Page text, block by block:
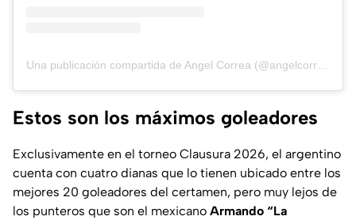
Una publicación compartida de Angel Correa (@angelcorrea32)
Estos son los máximos goleadores
Exclusivamente en el torneo Clausura 2026, el argentino
cuenta con cuatro dianas que lo tienen ubicado entre los
mejores 20 goleadores del certamen, pero muy lejos de
los punteros que son el mexicano Armando “La